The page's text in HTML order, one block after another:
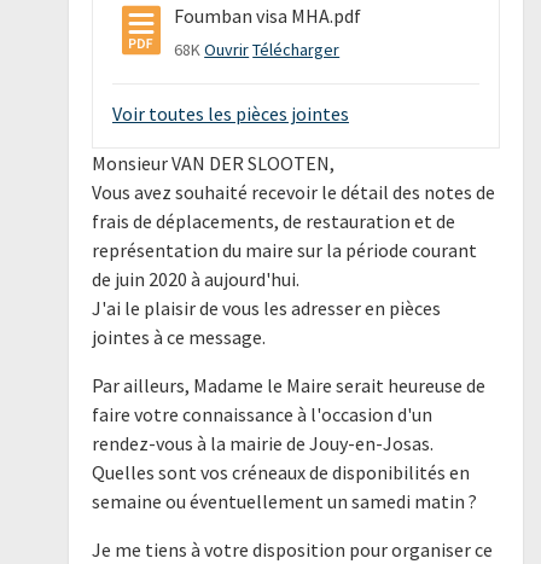
Foumban visa MHA.pdf
68KOuvrirTélécharger
Voir toutes les pièces jointes
Monsieur VAN DER SLOOTEN,
Vous avez souhaité recevoir le détail des notes de
frais de déplacements, de restauration et de
représentation du maire sur la période courant
de juin 2020 à aujourd'hui.
J'ai le plaisir de vous les adresser en pièces
jointes à ce message.
Par ailleurs, Madame le Maire serait heureuse de
faire votre connaissance à l'occasion d'un
rendez-vous à la mairie de Jouy-en-Josas.
Quelles sont vos créneaux de disponibilités en
semaine ou éventuellement un samedi matin ?
Je me tiens à votre disposition pour organiser ce